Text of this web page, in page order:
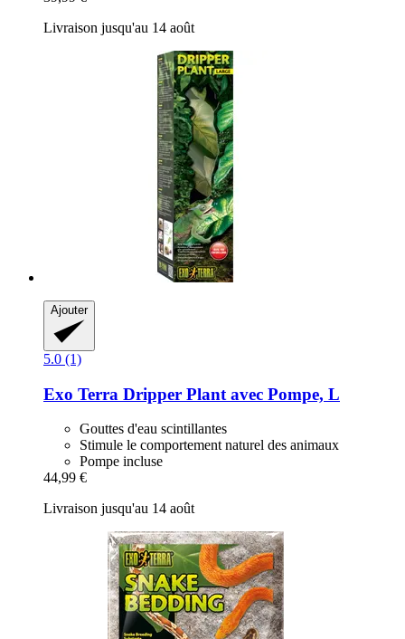
Livraison jusqu'au 14 août
Ajouter
5.0 (1)
Exo Terra Dripper Plant avec Pompe, L
Gouttes d'eau scintillantes
Stimule le comportement naturel des animaux
Pompe incluse
44,99 €
Livraison jusqu'au 14 août